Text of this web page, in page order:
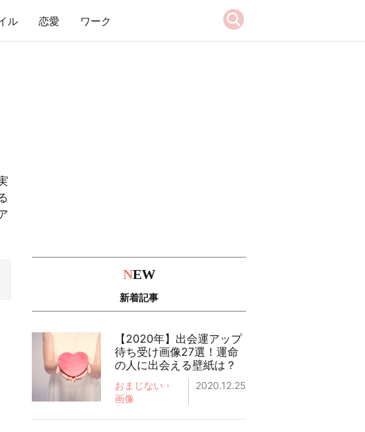
ル 恋愛 ワーク
NEW
新着記事
【2020年】出会運アップ
待ち受け画像27選！運命
の人に出会える壁紙は？
おまじない・
画像
2020.12.25